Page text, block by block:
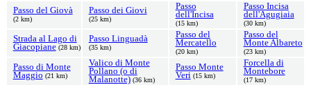
Passo del Giovà
(2 km)
Passo dei Giovi
(25 km)
Passo
dell'Incisa
(15 km)
Passo Incisa
dell'Agugiaia
(30 km)
Strada al Lago di
Giacopiane (28 km)
Passo Linguadà
(35 km)
Passo del
Mercatello
(20 km)
Passo del
Monte Albareto
(23 km)
Passo di Monte
Maggio (21 km)
Valico di Monte
Pollano (o di
Malanotte) (36 km)
Passo Monte
Veri (15 km)
Forcella di
Montebore
(17 km)